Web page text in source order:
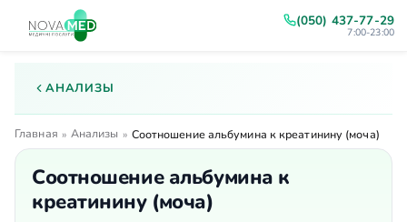
(050) 437-77-29
7:00-23:00
АНАЛИЗЫ
Главная » Анализы » Соотношение альбумина к креатинину (моча)
Соотношение альбумина к
креатинину (моча)